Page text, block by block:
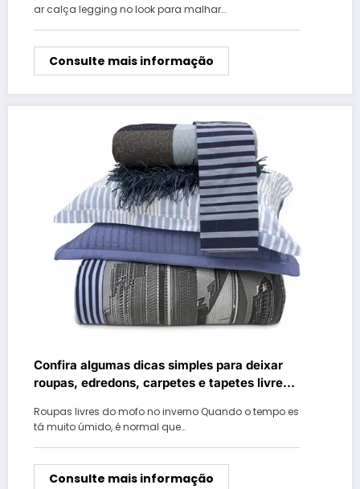
ar calça legging no look para malhar…
Consulte mais informação
Confira algumas dicas simples para deixar
roupas, edredons, carpetes e tapetes livres
Roupas livres do mofo no inverno Quando o tempo es
tá muito úmido, é normal que…
Consulte mais informação